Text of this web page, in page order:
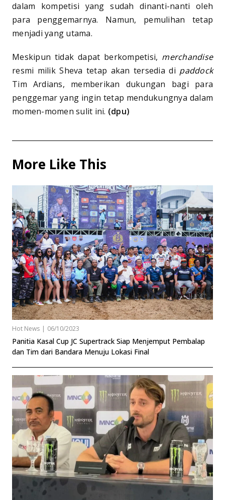
dalam kompetisi yang sudah dinanti-nanti oleh
para penggemarnya. Namun, pemulihan tetap
menjadi yang utama.
Meskipun tidak dapat berkompetisi, merchandise
resmi milik Sheva tetap akan tersedia di paddock
Tim Ardians, memberikan dukungan bagi para
penggemar yang ingin tetap mendukungnya dalam
momen-momen sulit ini. (dpu)
More Like This
Hot News | 06/10/2023
Panitia Kasal Cup JC Supertrack Siap Menjemput Pembalap
dan Tim dari Bandara Menuju Lokasi Final